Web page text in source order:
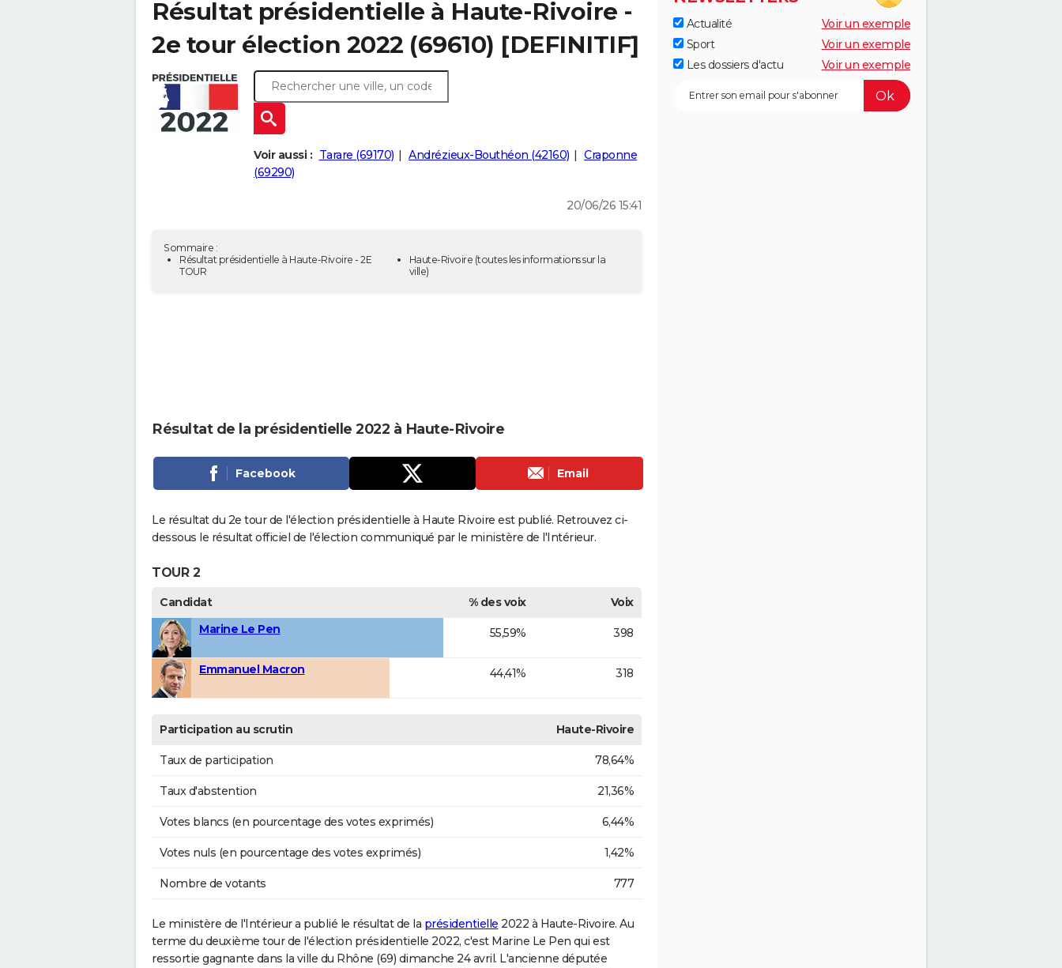
Résultat présidentielle à Haute-Rivoire -
2e tour élection 2022 (69610) [DEFINITIF]
Voir aussi : Tarare (69170) Andrézieux-Bouthéon (42160)
Craponne
(69290)
20/06/26 15:41
Sommaire :
Résultat présidentielle à Haute-Rivoire - 2E
TOUR
Haute-Rivoire (toutes les informations sur la
ville)
Résultat de la présidentielle 2022 à Haute-Rivoire
Facebook Email
Le résultat du 2e tour de l'élection présidentielle à Haute Rivoire est publié. Retrouvez ci-
dessous le résultat officiel de l'élection communiqué par le ministère de l'Intérieur.
TOUR 2
Candidat % des voix
Voix
Marine Le Pen
55,59% 398
Emmanuel Macron 44,41% 318
Participation au scrutin Haute-Rivoire
Taux de participation 78,64%
Taux d'abstention 21,36%
Votes blancs (en pourcentage des votes exprimés) 6,44%
Votes nuls (en pourcentage des votes exprimés) 1,42%
Nombre de votants 777
Le ministère de l'Intérieur a publié le résultat de la présidentielle 2022 à Haute-Rivoire. Au
terme du deuxième tour de l'élection présidentielle 2022, c'est Marine Le Pen qui est
ressortie gagnante dans la ville du Rhône (69) dimanche 24 avril. L'ancienne députée
Actualité
Voir un exemple
Sport
Voir un exemple
Les dossiers d'actu
Voir un exemple